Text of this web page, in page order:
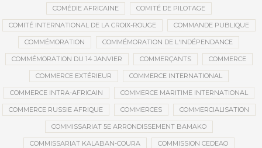
COMÉDIE AFRICAINE COMITÉ DE PILOTAGE
COMITÉ INTERNATIONAL DE LA CROIX-ROUGE COMMANDE PUBLIQUE
COMMÉMORATION COMMÉMORATION DE L'INDÉPENDANCE
COMMÉMORATION DU 14 JANVIER COMMERÇANTS COMMERCE
COMMERCE EXTÉRIEUR COMMERCE INTERNATIONAL
COMMERCE INTRA-AFRICAIN COMMERCE MARITIME INTERNATIONAL
COMMERCE RUSSIE AFRIQUE COMMERCES COMMERCIALISATION
COMMISSARIAT 5E ARRONDISSEMENT BAMAKO
COMMISSARIAT KALABAN-COURA COMMISSION CEDEAO